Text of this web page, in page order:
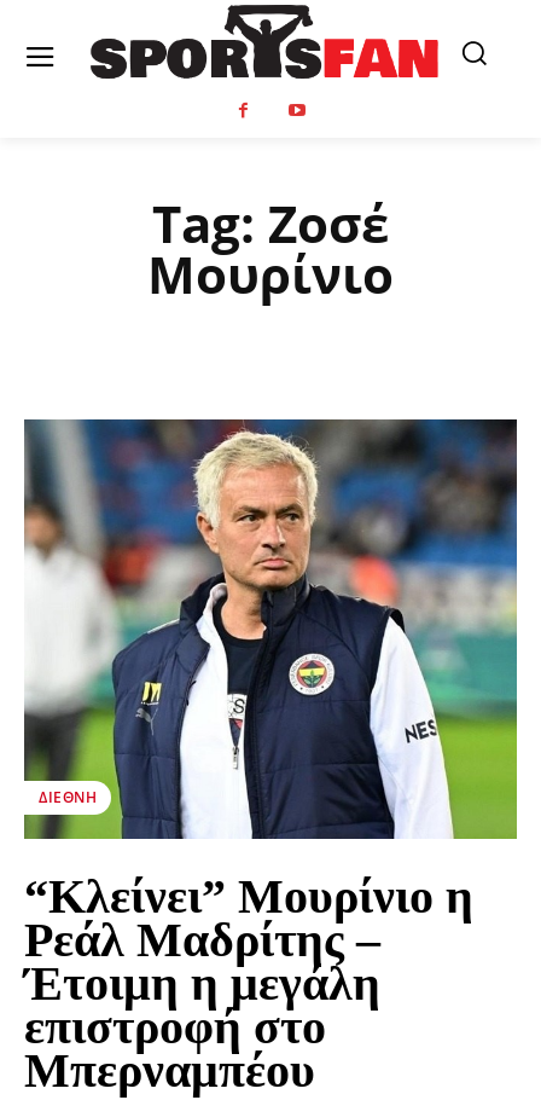
Tag: Ζοσέ
Μουρίνιο
ΔΙΕΘΝΉ
“Κλείνει” Μουρίνιο η
Ρεάλ Μαδρίτης –
Έτοιμη η μεγάλη
επιστροφή στο
Μπερναμπέου